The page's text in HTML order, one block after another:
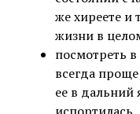
же хиреете и
жизни в
посмотреть
всегда
ее в